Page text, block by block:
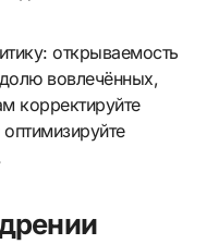
открываемость
вовлечённых,
корректируйте